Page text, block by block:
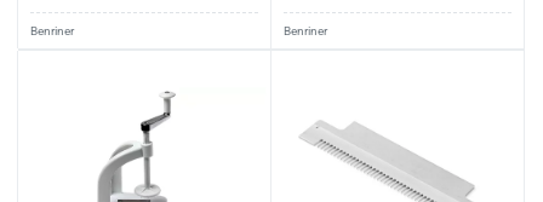
Benriner Benriner